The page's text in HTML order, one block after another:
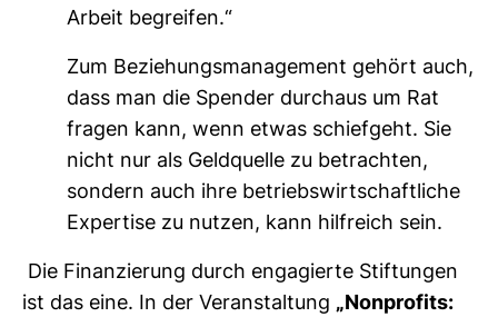
Arbeit begreifen.“
Zum Bezie­hungs­ma­nage­ment gehört auch,
dass man die Spender durchaus um Rat
fragen kann, wenn etwas schief­geht. Sie
nicht nur als Geld­quelle zu betrachten,
son­dern auch ihre betriebs­wirt­schaft­liche
Exper­tise zu nutzen, kann hilf­reich sein.
Die Finan­zie­rung durch enga­gierte Stif­tungen
ist das eine. In der Ver­an­stal­tung „Non­pro­fits: